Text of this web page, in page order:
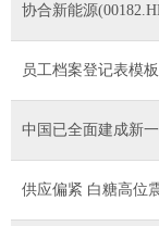
协合新能源
员工档案登记表模
中国已全面建成新
供应偏紧 白糖高位